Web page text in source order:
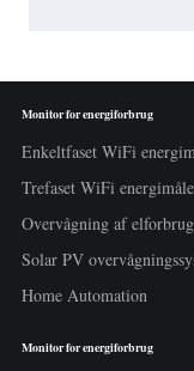
Monitor for energiforbrug
Enkeltfaset WiFi
Trefaset WiFi
Overvågning af
Solar PV
Home Automation
Monitor for energiforbrug